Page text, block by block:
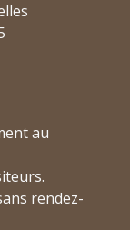
au
rendez-